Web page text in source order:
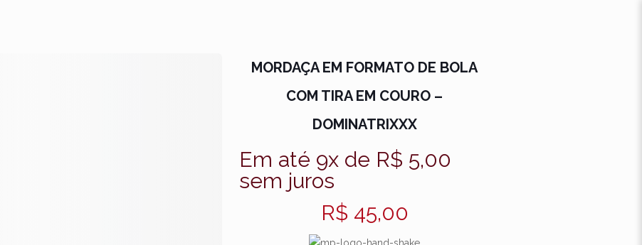
MORDAÇA EM FORMATO DE BOLA
COM TIRA EM COURO –
DOMINATRIXXX
Em até 9x de R$ 5,00
sem juros
R$ 45,00